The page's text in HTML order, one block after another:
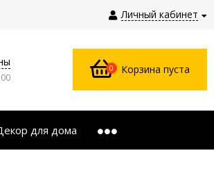
Личный кабинет
0 Корзина пуста
для дома